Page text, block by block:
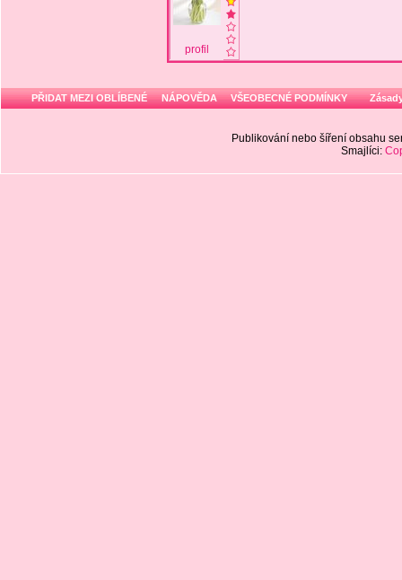
profil
PŘIDAT MEZI OBLÍBENÉ NÁPOVĚDA VŠEOBECNÉ PODMÍNKY
Publikování nebo šíření obsahu
Smajlíci: